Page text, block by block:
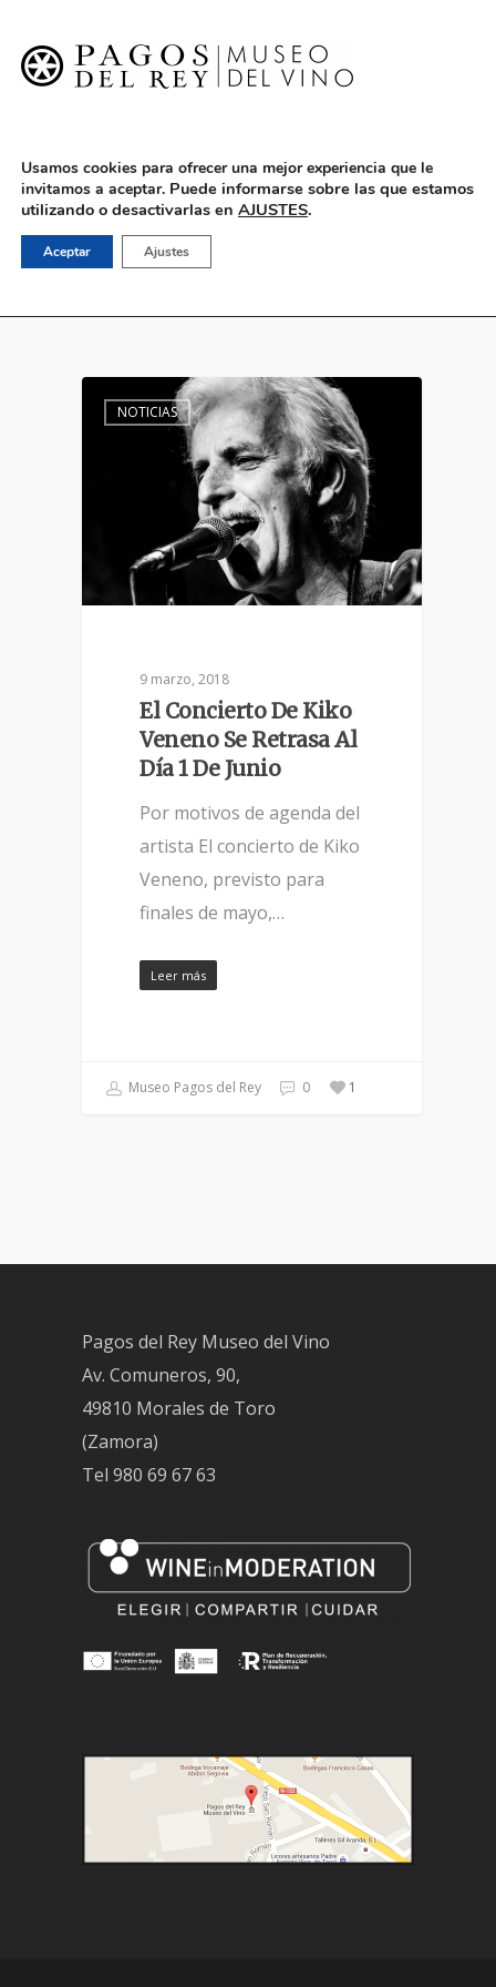
English
marzo 2018
NOTICIAS
9 marzo, 2018
El Concierto De Kiko
Veneno Se Retrasa Al
Día 1 De Junio
Por motivos de agenda del
artista El concierto de Kiko
Veneno, previsto para
finales de mayo,…
Leer más
Museo Pagos del Rey 0 1
Pagos del Rey Museo del Vino
Av. Comuneros, 90,
49810 Morales de Toro
(Zamora)
Tel 980 69 67 63
Usamos cookies para ofrecer una mejor experiencia que le
invitamos a aceptar. Puede informarse sobre las que estamos
utilizando o desactivarlas en AJUSTES.
Aceptar Ajustes